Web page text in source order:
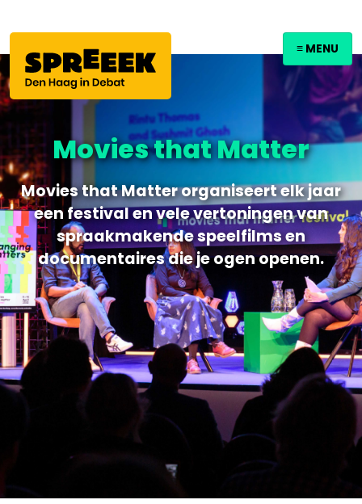
≡ MENU
Movies that Matter
Movies that Matter organiseert elk jaar
een festival en vele vertoningen van
spraakmakende speelfilms en
documentaires die je ogen openen.